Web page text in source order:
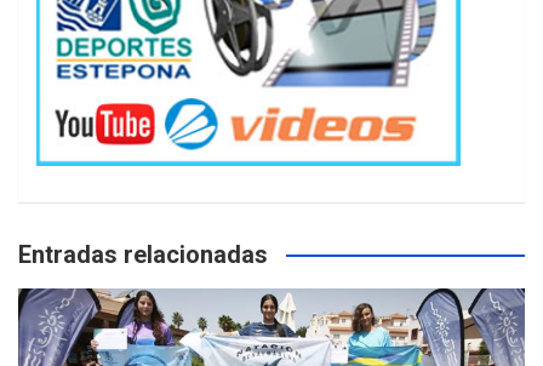
Entradas relacionadas